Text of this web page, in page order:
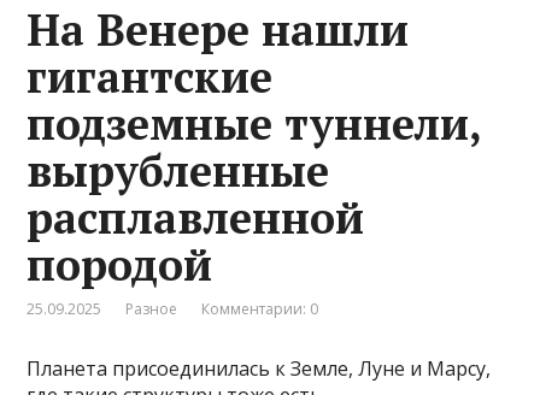
На Венере нашли
гигантские
подземные туннели,
вырубленные
расплавленной
породой
25.09.2025 Разное Комментарии: 0
Планета присоединилась к Земле, Луне и Марсу,